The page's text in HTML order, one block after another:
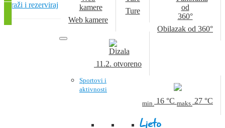
Obilazak od 360°
Ture
Web kamere
11.2. otvoreno
min. 16 °C maks. 27 °C
Traži i rezerviraj
Sportovi i
aktivnosti
Ljeto